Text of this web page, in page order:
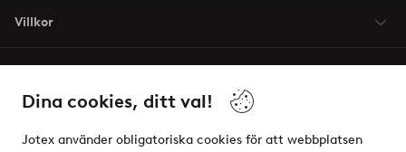
Dina cookies, ditt val!
Jotex använder obligatoriska cookies för att webbplatsen
Villkor